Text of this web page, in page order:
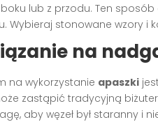
lub z przodu. Ten
Wybieraj stonowane wzory i
na
na wykorzystanie apaszki
zastąpić tradycyjną
aby węzeł był staranny i